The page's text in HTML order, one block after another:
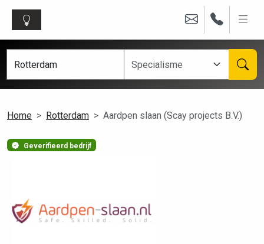
Home Rotterdam Aardpen slaan (Scay projects B.V.)
Geverifieerd bedrijf